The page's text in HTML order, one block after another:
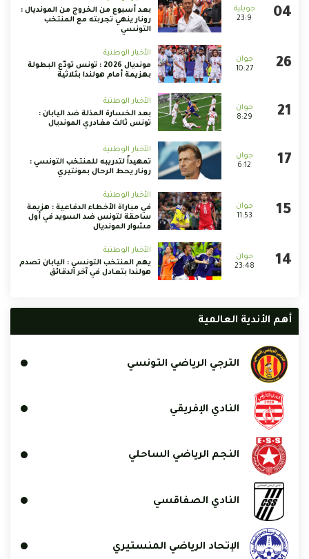
23:9
بعد أسبوع من الخروج من المونديال :
رونار ينهي تجربته مع المنتخب
التونسي
10:27
الأخبار الوطنية
مونديال 2026 : تونس تودّع البطولة
بهزيمة أمام هولندا بثلاثية
8:29
الأخبار الوطنية
بعد الخسارة المذلة ضد اليابان :
تونس ثالث مغادري المونديال
6:12
الأخبار الوطنية
تمهيداً لتدريبه للمنتخب التونسي :
رونار يحط الرحال بمونتيري
11:53
الأخبار الوطنية
في مباراة الأخطاء الدفاعية : هزيمة
ساحقة لتونس ضد السويد في أول
مشوار المونديال
23:48
الأخبار الوطنية
يهم المنتخب التونسي : اليابان تصدم
هولندا بتعادل في آخر الدقائق
أهم الأندية العالمية
الترجي الرياضي التونسي
النادي الإفريقي
النجم الرياضي الساحلي
النادي الصفاقسي
الإتحاد الرياضي المنستيري